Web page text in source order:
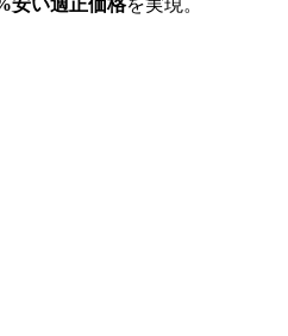
安い適正価格を実現。